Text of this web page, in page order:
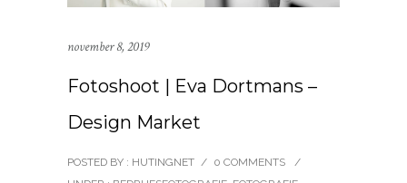
november 8, 2019
Fotoshoot | Eva Dortmans –
Design Market
POSTED BY : HUTINGNET / 0 COMMENTS
/